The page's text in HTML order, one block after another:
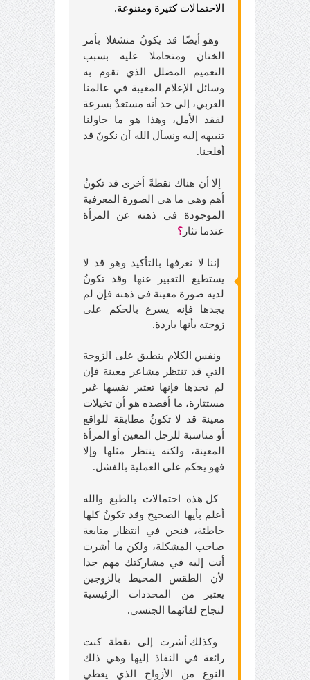
الاحتمالات كثيرة ومتنوعة.
وهو أيضًا قد يكونُ منشغلا بأمر
الختان ومتحاملا عليه بسبب
التعميم المضلل الذي تقوم به
وسائل الإعلام المغيبة في عالمنا
العربي، إلى حد أنه مستعدٌ بسرعة
لفقد الأمل، وهذا هو ما حاولنا
تنبيهه إليه ونسأل الله أن نكونَ قد
أفلحنا.
إلا أن هناك نقطةً أخرى قد تكونُ
أهم وهي ما هي الصورة المعرفية
الموجودة في ذهنه عن المرأة
عندما تثار ؟
إننا لا نعرفها بالتأكيد وهو قد لا
يستطيع التعبير عنها وقد تكونُ
لديه صورة معينة في ذهنه فإن لم
يجدها فإنه يسرع بالحكم على
زوجته بأنها باردة.
ونفس الكلام ينطبق على الزوجة
التي قد تنتظر مشاعر معينة فإن
لم تجدها فإنها تعتبر نفسها غير
مستثارة، ما أقصده هو أن تخيلات
معينة قد لا تكونُ مطابقة للواقع
أو مناسبة للرجل المعين أو المرأة
المعينة، ولكنه ينتظر مثلها وإلا
فهو يحكم على العملية بالفشل.
كل هذه احتمالات بالطبع والله
أعلم بأيها الصحيح وقد تكونُ كلها
خاطئة، فنحن في انتظار متابعة
صاحب المشكلة، ولكن ما أشرت
أنت إليه في مشاركتك مهم جدا
لأن الطقس المحيط بالزوجين
يعتبر من المحددات الرئيسية
لنجاح لقائهما الجنسي.
وكذلك أشرت إلى نقطة كنت
رائعة في النفاذ إليها وهي ذلك
النوع من الأزواج الذي يعطي